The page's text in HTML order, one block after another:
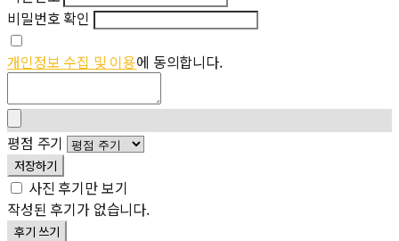
비밀번호 확인
개인정보 수집 및 이용에 동의합니다.
평점 주기
저장하기
사진 후기만 보기
작성된 후기가 없습니다.
후기 쓰기